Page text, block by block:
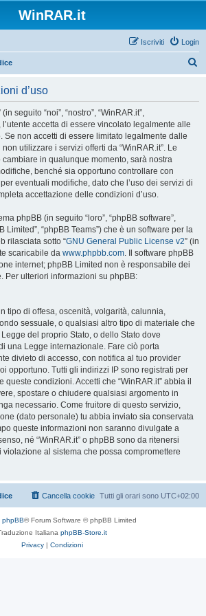
WinRAR.it
Login
Iscriviti
d’uso
seguito “noi”, “nostro”, “WinRAR.it”,
l’utente accetta di essere vincolato legalmente alle
Se non accetti di essere limitato legalmente dalle
utilizzare i servizi offerti da “WinRAR.it”. Le
cambiare in qualunque momento, sarà nostra
benché sia opportuno controllare con
eventuali modifiche, dato che l’uso dei servizi di
accettazione delle condizioni d’uso.
phpBB (in seguito “loro”, “phpBB software”,
Limited”, “phpBB Teams”) che è un software per la
rilasciata sotto “GNU General Public License v2” (in
scaricabile da www.phpbb.com. Il software phpBB
internet; phpBB Limited non è responsabile dei
Per ulteriori informazioni su phpBB:
tipo di offesa, oscenità, volgarità, calunnia,
sessuale, o qualsiasi altro tipo di materiale che
del proprio Stato, o dello Stato dove
una Legge internazionale. Fare ciò porta
divieto di accesso, con notifica al tuo provider
opportuno. Tutti gli indirizzi IP sono registrati per
condizioni. Accetti che “WinRAR.it” abbia il
spostare o chiudere qualsiasi argomento in
necessario. Come fruitore di questo servizio,
(dato personale) tu abbia inviato sia conservata
queste informazioni non saranno divulgate a
né “WinRAR.it” o phpBB sono da ritenersi
al sistema che possa compromettere
Tutti gli orari sono UTC+02:00
Cancella cookie
phpBB® Forum Software © phpBB Limited
Italiana phpBB-Store.it
Privacy | Condizioni